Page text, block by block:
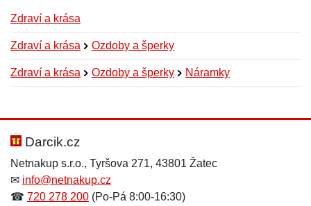
Zdraví a krása
Zdraví a krása Ozdoby a šperky
Zdraví a krása Ozdoby a šperky Náramky
Hodnocení:
Jméno: *
Jméno:
E-mail:*
Darcik.cz
Netnakup s.r.o., Tyršova 271, 43801 Žatec
✉ info@netnakup.cz
☎ 720 278 200 (Po-Pá 8:00-16:30)